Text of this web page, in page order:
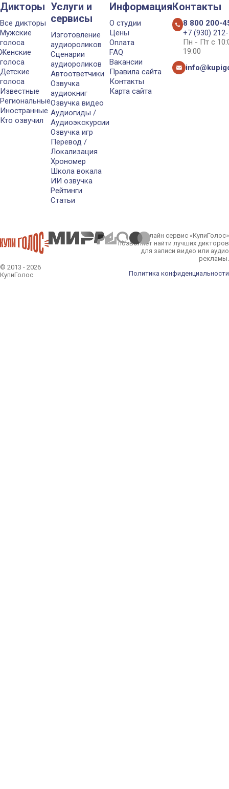
Дикторы
Все дикторы
Мужские
голоса
Женские
голоса
Детские
голоса
Известные
Региональные
Иностранные
Кто озвучил
Услуги и
сервисы
Изготовление
аудиороликов
Сценарии
аудиороликов
Автоответчики
Озвучка
аудиокниг
Озвучка видео
Аудиогиды /
Аудиоэкскурсии
Озвучка игр
Перевод /
Локализация
Хрономер
Школа вокала
ИИ озвучка
Рейтинги
Статьи
Информация
О студии
Цены
Оплата
FAQ
Вакансии
Правила сайта
Контакты
Карта сайта
Контакты
8 800 200-
+7 (930)
Пн - Пт с
19:00
© 2013 - 2026
КупиГолос
Онлайн сервис «КупиГолос»
позволяет найти лучших дикторов
для записи видео или аудио
рекламы.
Политика конфиденциальности